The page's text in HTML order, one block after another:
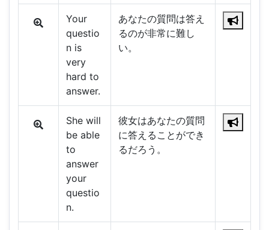
Your
questio
n is
very
hard to
answer.
あなたの質問は答え
るのが非常に難し
い。
She will
be able
to
answer
your
questio
n.
彼女はあなたの質問
に答えることができ
るだろう。